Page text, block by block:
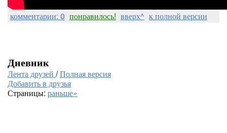
комментарии: 0 понравилось! вверх^ к полной версии
Дневник
Лента друзей /Полная версия
Добавить в друзья
Страницы: раньше»